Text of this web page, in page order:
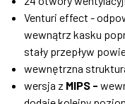
Venturi effect -
wewnątrz kasku
stały przepływ
wewnętrzna
wersja z MIPS -